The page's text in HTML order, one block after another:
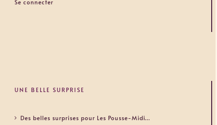
Se connecter
UNE BELLE SURPRISE
Des belles surprises pour Les Pousse-Midi…